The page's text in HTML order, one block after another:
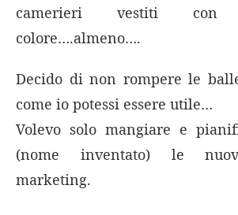
camerieri vestiti
colore….almeno….
Decido di non rompere le
come io potessi essere utile…
Volevo solo mangiare e
(nome inventato) le
marketing.